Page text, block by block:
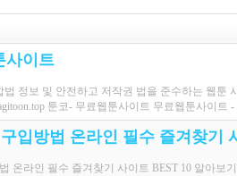
사이트
법 정보 및 안전하고 저작권 법을 준수하는 웹
툰코- 무료웹툰사이트 무료웹툰사이트
입방법 온라인 필수 즐겨찾기
온라인 필수 즐겨찾기 사이트 BEST 10 알아보